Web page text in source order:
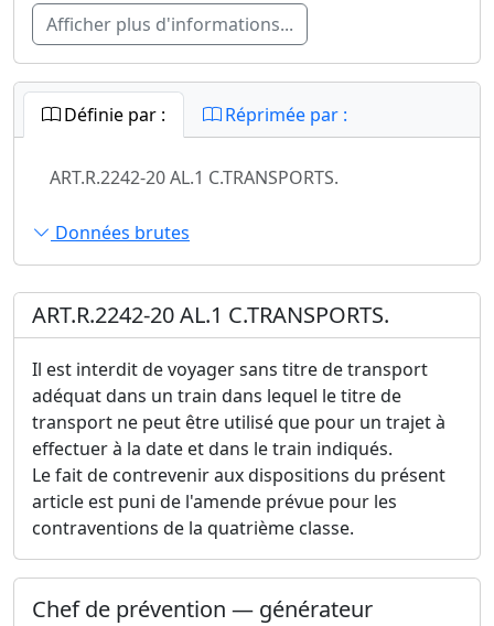
Afficher plus d'informations...
Définie par : Réprimée par :
ART.R.2242-20 AL.1 C.TRANSPORTS.
Données brutes
ART.R.2242-20 AL.1 C.TRANSPORTS.
Il est interdit de voyager sans titre de transport
adéquat dans un train dans lequel le titre de
transport ne peut être utilisé que pour un trajet à
effectuer à la date et dans le train indiqués.
Le fait de contrevenir aux dispositions du présent
article est puni de l'amende prévue pour les
contraventions de la quatrième classe.
Chef de prévention — générateur